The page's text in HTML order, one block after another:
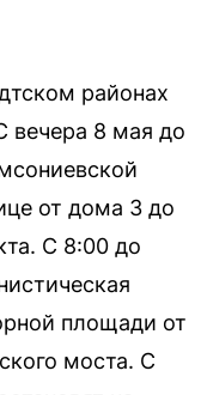
районах
вечера 8 мая до
от дома 3 до
С 8:00 до
площади от
моста. С